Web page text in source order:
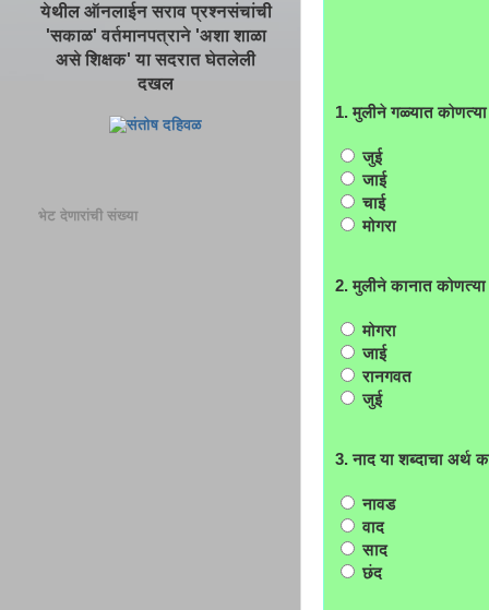
1. मुलीने गळ्यात कोणत्या
जुई
जाई
चाई
मोगरा
2. मुलीने कानात
मोगरा
जाई
रानगवत
जुई
3. नाद या शब्दाचा अर्थ
नावड
वाद
साद
छंद
येथील ऑनलाईन सराव प्रश्नसंचांची
'सकाळ' वर्तमानपत्राने 'अशा शाळा
असे शिक्षक' या सदरात घेतलेली
दखल
भेट देणारांची संख्या